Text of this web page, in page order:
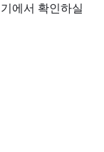
에서 확인하실